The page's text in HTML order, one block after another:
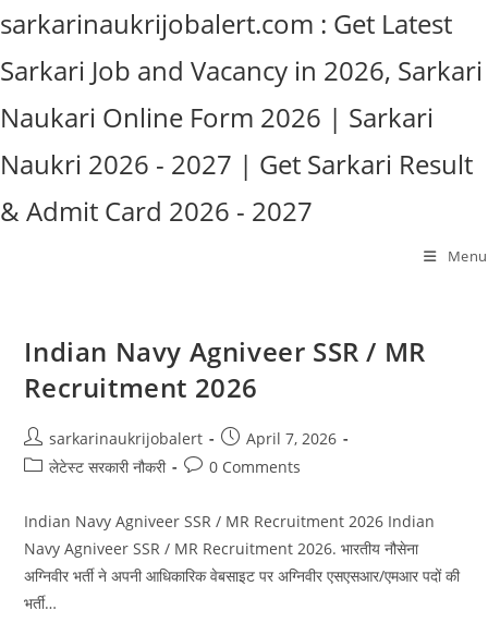
to
content
sarkarinaukrijobalert.com : Get Latest
Sarkari Job and Vacancy in 2026, Sarkari
Naukari Online Form 2026 | Sarkari
Naukri 2026 - 2027 | Get Sarkari Result
& Admit Card 2026 - 2027
Menu
Indian Navy Agniveer SSR / MR
Recruitment 2026
Post
author:
sarkarinaukrijobalert
Post
published:
April 7, 2026
Postलेटेस्ट सरकारी नौकरी
Post0 Comments
Indian Navy Agniveer SSR / MR Recruitment 2026 Indian
Navy Agniveer SSR / MR Recruitment 2026. भारतीय नौसेना
अग्निवीर भर्ती ने अपनी आधिकारिक वेबसाइट पर अग्निवीर एसएसआर/एमआर पदों की
भर्ती…